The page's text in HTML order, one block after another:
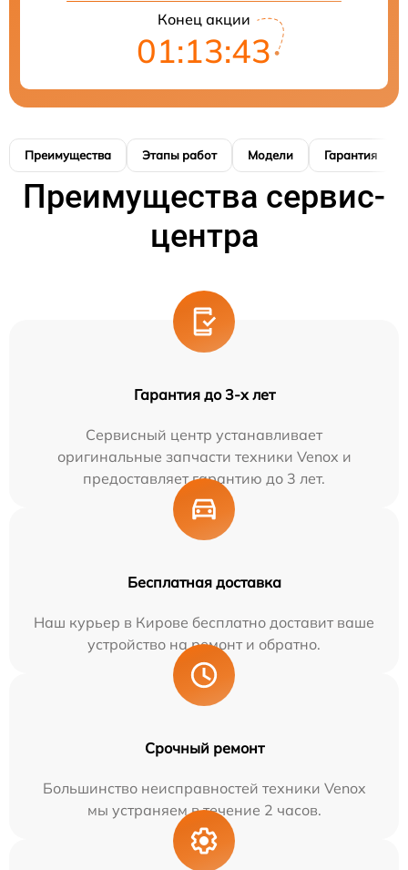
Конец акции
01:13:42
Преимущества Этапы работ Модели Гарантия
Преимущества сервис-
центра
Гарантия до 3-х лет
Сервисный центр устанавливает
оригинальные запчасти техники Venox и
предоставляет гарантию до 3 лет.
Бесплатная доставка
Наш курьер в Кирове бесплатно доставит ваше
устройство на ремонт и обратно.
Срочный ремонт
Большинство неисправностей техники Venox
мы устраняем в течение 2 часов.